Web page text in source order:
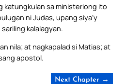
katungkulan sa ministeriong ito
ni Judas, upang siya’y
kalalagyan.
nila; at nagkapalad si Matias; at
apostol.
Next Chapter →